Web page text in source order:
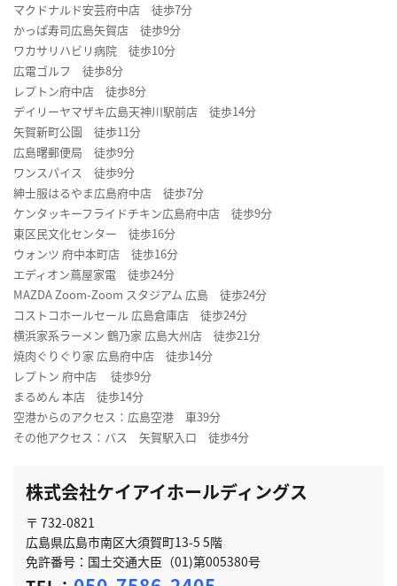
マクドナルド安芸府中店 徒歩7分
かっぱ寿司広島矢賀店 徒歩9分
ワカサリハビリ病院 徒歩10分
広電ゴルフ 徒歩8分
レプトン府中店 徒歩8分
デイリーヤマザキ広島天神川駅前店 徒歩14分
矢賀新町公園 徒歩11分
広島曙郵便局 徒歩9分
ワンスパイス 徒歩9分
紳士服はるやま広島府中店 徒歩7分
ケンタッキーフライドチキン広島府中店 徒歩9分
東区民文化センター 徒歩16分
ウォンツ 府中本町店 徒歩16分
エディオン蔦屋家電 徒歩24分
MAZDA Zoom-Zoom スタジアム 広島 徒歩24分
コストコホールセール 広島倉庫店 徒歩24分
横浜家系ラーメン 鶴乃家 広島大州店 徒歩21分
焼肉ぐりぐり家 広島府中店 徒歩14分
レプトン 府中店 徒歩9分
まるめん 本店 徒歩14分
空港からのアクセス：広島空港 車39分
その他アクセス：バス 矢賀駅入口 徒歩4分
株式会社ケイアイホールディングス
〒 732-0821
広島県広島市南区大須賀町13-5 5階
免許番号：国土交通大臣（01)第005380号